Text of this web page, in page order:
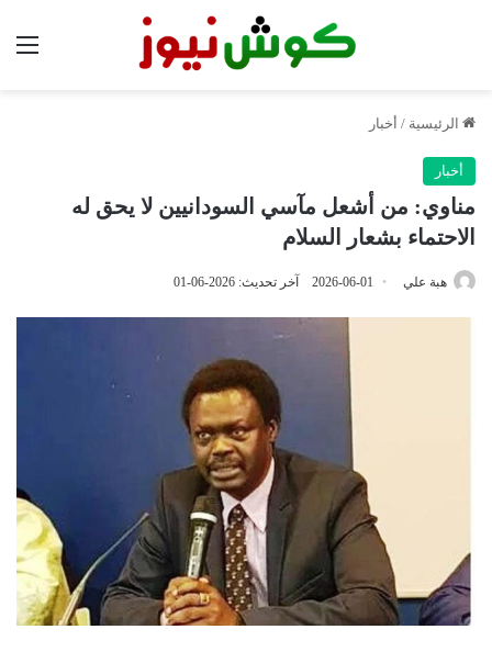
الرئيسية / أخبار
أخبار
مناوي: من أشعل مآسي السودانيين لا يحق له
الاحتماء بشعار السلام
هبة علي 2026-06-01 آخر تحديث: 2026-06-01